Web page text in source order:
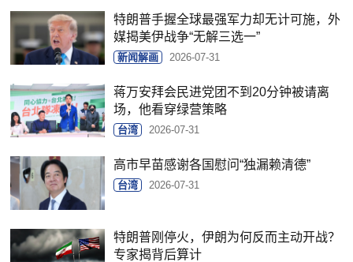
特朗普手握全球最强军力却无计可施，外
媒揭美伊战争“无解三选一”
新闻解画 2026-07-31
蒋万安拜会民进党团不到20分钟被请离
场，他看穿绿营策略
台湾 2026-07-31
高市早苗感谢各国慰问“独漏赖清德”
台湾 2026-07-31
特朗普刚停火，伊朗为何反而主动开战？
专家揭背后算计